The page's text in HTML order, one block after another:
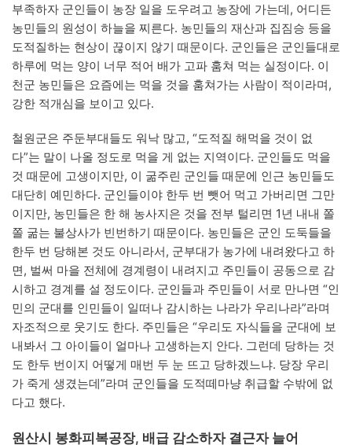
부족하자 군인들이 농장 일을 도우려고 농장에 가는데, 어디든
농민들의 원성이 하늘을 찌른다. 농민들의 재산과 집짐승 등을
도적질하는 현상이 끊이지 않기 때문이다. 군인들은 군인들대로
하루에 먹는 양이 너무 적어 배가 고파 훔쳐 먹는 실정이다. 이
천군 농민들은 요즘에는 먹을 것을 훔쳐가는 사람이 적이라며,
강한 적개심을 보이고 있다.
철원군은 주둔부대들도 워낙 많고, “도적질 해먹을 것이 없
다”는 말이 나올 정도로 먹을 게 없는 지역이다. 군인들도 먹을
것 때문에 고생이지만, 이 굶주린 군인들 때문에 인근 농민들도
대단히 예민하다. 군인들이야 한두 번 뺏어 먹고 가버리면 그만
이지만, 농민들은 한 해 농사지은 것을 전부 털리면 1년 내내 쫄
쫄 굶는 불상사가 빈번하기 때문이다. 농민들은 군인 도둑들을
한두 번 당해본 것도 아니라서, 군부대가 농가에 내려왔다고 하
면, 벌써 마을 전체에 경계령이 내려지고 주민들이 공동으로 감
시하고 경계를 설 정도이다. 군인들과 주민들이 서로 만나면 “인
민의 군대를 인민들이 일떠나 감시하는 나라가 우리나라”라며
자조적으로 웃기도 한다. 주민들은 “우리도 자식들을 군대에 보
내봐서 그 아이들이 얼마나 고생하는지 안다. 그런데 당하는 것
도 한두 번이지 어떻게 매번 두 눈 뜨고 당하겠느냐. 당장 우리
가 죽게 생겼는데”라며 군인들을 도적떼마냥 취급할 수밖에 없
다고 했다.
원산시 봉화피복공장, 배급 감소하자 결근자 늘어